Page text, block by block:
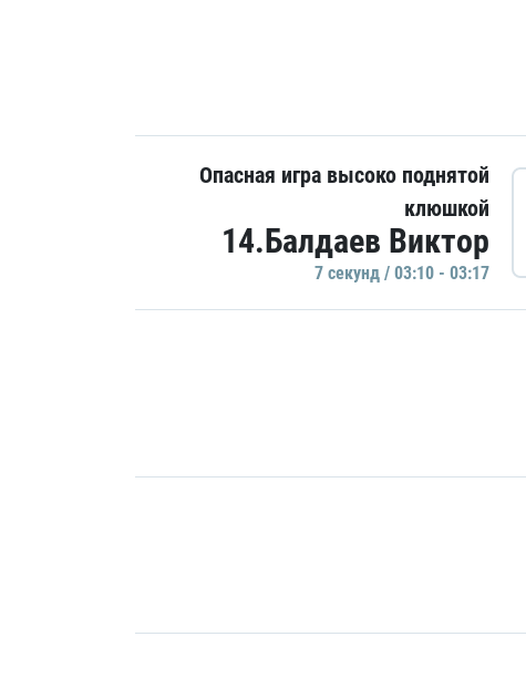
Опасная игра высоко поднятой
клюшкой
14.Балдаев Виктор
7 секунд / 03:10 - 03:17